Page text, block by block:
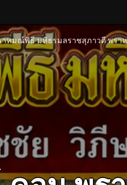
าหมณ์พิธี มหิธรมลราชสุภาวดี พร